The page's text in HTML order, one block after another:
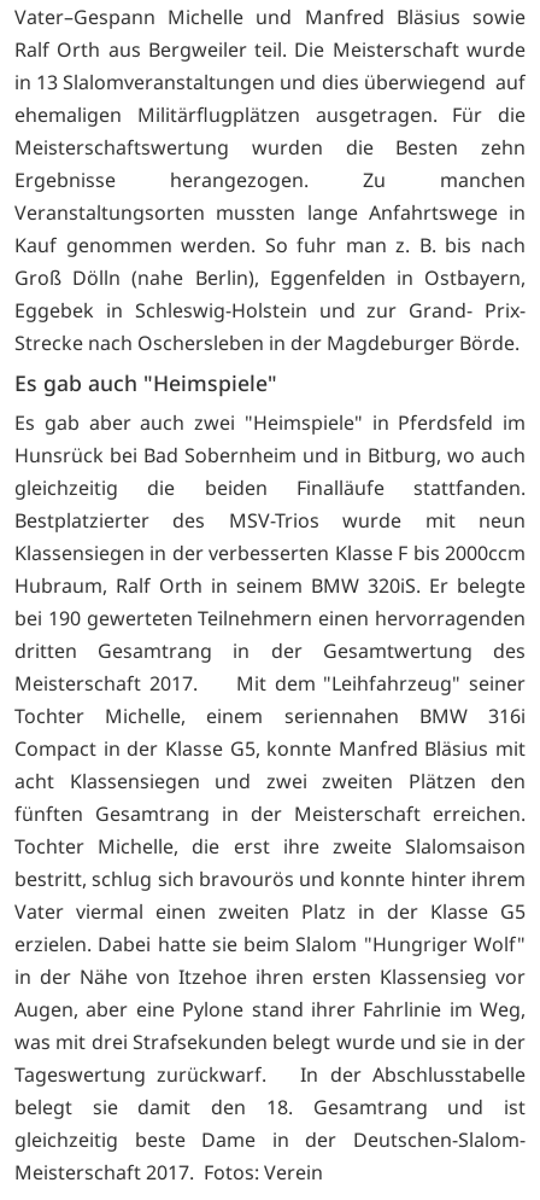
Vater–Gespann Michelle und Manfred Bläsius sowie
Ralf Orth aus Bergweiler teil. Die Meisterschaft wurde
in 13 Slalomveranstaltungen und dies überwiegend auf
ehemaligen Militärflugplätzen ausgetragen. Für die
Meisterschaftswertung wurden die Besten zehn
Ergebnisse herangezogen. Zu manchen
Veranstaltungsorten mussten lange Anfahrtswege in
Kauf genommen werden. So fuhr man z. B. bis nach
Groß Dölln (nahe Berlin), Eggenfelden in Ostbayern,
Eggebek in Schleswig-Holstein und zur Grand- Prix-
Strecke nach Oschersleben in der Magdeburger Börde.
Es gab auch "Heimspiele"
Es gab aber auch zwei "Heimspiele" in Pferdsfeld im
Hunsrück bei Bad Sobernheim und in Bitburg, wo auch
gleichzeitig die beiden Finalläufe stattfanden.
Bestplatzierter des MSV-Trios wurde mit neun
Klassensiegen in der verbesserten Klasse F bis 2000ccm
Hubraum, Ralf Orth in seinem BMW 320iS. Er belegte
bei 190 gewerteten Teilnehmern einen hervorragenden
dritten Gesamtrang in der Gesamtwertung des
Meisterschaft 2017. Mit dem "Leihfahrzeug" seiner
Tochter Michelle, einem seriennahen BMW 316i
Compact in der Klasse G5, konnte Manfred Bläsius mit
acht Klassensiegen und zwei zweiten Plätzen den
fünften Gesamtrang in der Meisterschaft erreichen.
Tochter Michelle, die erst ihre zweite Slalomsaison
bestritt, schlug sich bravourös und konnte hinter ihrem
Vater viermal einen zweiten Platz in der Klasse G5
erzielen. Dabei hatte sie beim Slalom "Hungriger Wolf"
in der Nähe von Itzehoe ihren ersten Klassensieg vor
Augen, aber eine Pylone stand ihrer Fahrlinie im Weg,
was mit drei Strafsekunden belegt wurde und sie in der
Tageswertung zurückwarf. In der Abschlusstabelle
belegt sie damit den 18. Gesamtrang und ist
gleichzeitig beste Dame in der Deutschen-Slalom-
Meisterschaft 2017. Fotos: Verein